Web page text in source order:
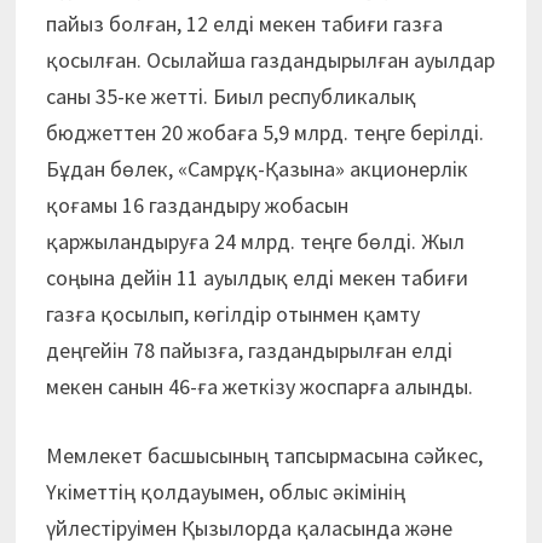
пайыз болған, 12 елді мекен табиғи газға
қосылған. Осылайша газдандырылған ауылдар
саны 35-ке жетті. Биыл республикалық
бюджеттен 20 жобаға 5,9 млрд. теңге берілді.
Бұдан бөлек, «Самрұқ-Қазына» акционерлік
қоғамы 16 газдандыру жобасын
қаржыландыруға 24 млрд. теңге бөлді. Жыл
соңына дейін 11 ауылдық елді мекен табиғи
газға қосылып, көгілдір отынмен қамту
деңгейін 78 пайызға, газдандырылған елді
мекен санын 46-ға жеткізу жоспарға алынды.
Мемлекет басшысының тапсырмасына сәйкес,
Үкіметтің қолдауымен, облыс әкімінің
үйлестіруімен Қызылорда қаласында және